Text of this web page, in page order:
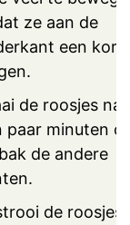
ze aan de
een
de roosjes na
paar minuten
de andere
de roosjes